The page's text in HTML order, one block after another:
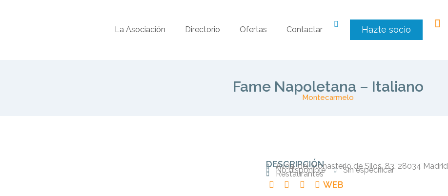
La Asociación Directorio Ofertas Contactar Hazte socio
Fame Napoletana – Italiano
Montecarmelo
DESCRIPCIÓN
Avda. del Monasterio de Silos, 83, 28034 Madrid
No disponible Sin especificar
Restaurantes
WEB